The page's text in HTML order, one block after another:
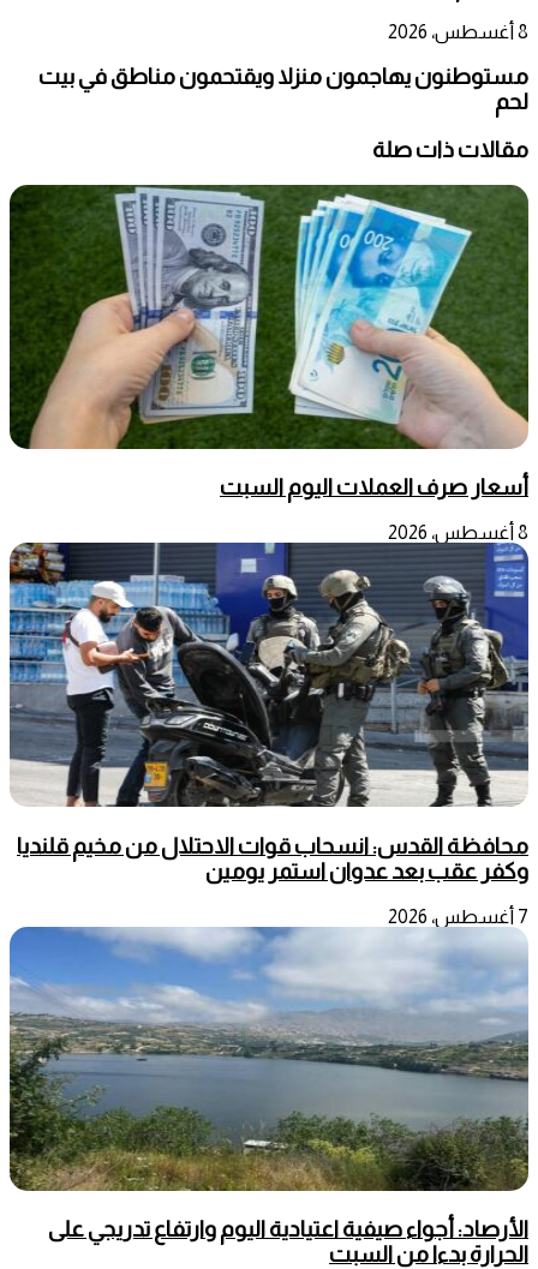
8 أغسطس، 2026
مستوطنون يهاجمون منزلا ويقتحمون مناطق في بيت
لحم
مقالات ذات صلة
أسعار صرف العملات اليوم السبت
8 أغسطس، 2026
محافظة القدس: انسحاب قوات الاحتلال من مخيم قلنديا
وكفر عقب بعد عدوان استمر يومين
7 أغسطس، 2026
الأرصاد: أجواء صيفية اعتيادية اليوم وارتفاع تدريجي على
الحرارة بدءا من السبت